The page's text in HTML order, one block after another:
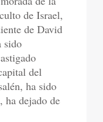
de Israel,
de David
sido
del
ha sido
ha dejado de